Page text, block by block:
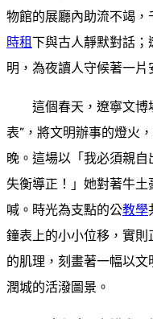
物館的展廳內助流不竭
時租下與古人靜默對話
明，為夜讀人守候著一片
這個春天，遼寧文博
表”，將文明辦事的燈火
晚。這場以「我必須親
失衡導正！」她對著牛
喊。時光為支點的公教學
鐘表上的小小位移，實
的肌理，刻畫著一幅以
潤城的活潑圖景。